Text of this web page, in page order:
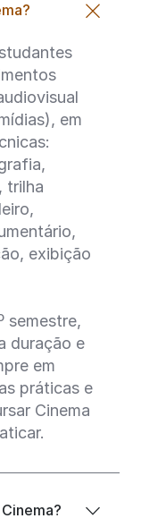
em
trilha
exibição
semestre,
duração e
em
práticas e
Cinema